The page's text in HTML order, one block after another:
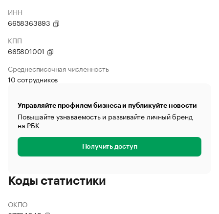
ИНН
6658363893
КПП
665801001
Среднесписочная численность
10 сотрудников
Управляйте профилем бизнеса и публикуйте новости
Повышайте узнаваемость и развивайте личный бренд
на РБК
Получить доступ
Коды статистики
ОКПО